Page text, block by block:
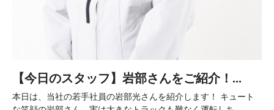
【今日のスタッフ】岩部さんをご紹介！...
本日は、当社の若手社員の岩部光さんを紹介します！ キュート